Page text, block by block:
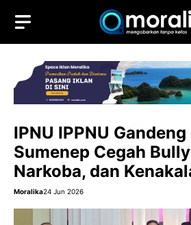
content
IPNU IPPNU
Sumenep Cegah
Narkoba, dan
Moralika24 Jun 2026